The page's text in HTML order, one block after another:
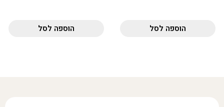
הוספה לסל הוספה לסל